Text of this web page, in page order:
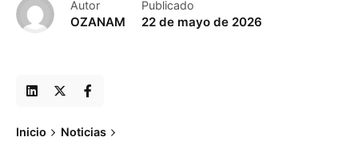
Autor
OZANAM
Publicado
22 de mayo de 2026
Inicio
Noticias